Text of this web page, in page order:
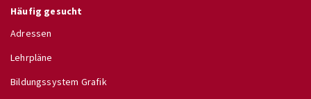
Häufig gesucht
Adressen
Lehrpläne
Bildungssystem Grafik